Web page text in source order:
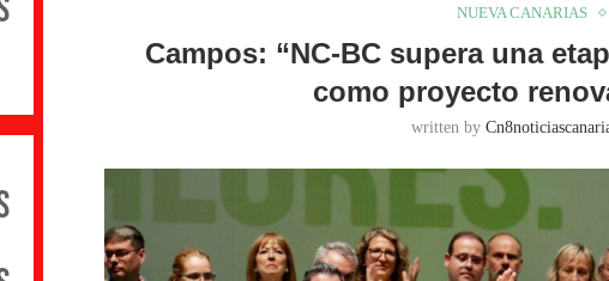
NUEVA CANARIAS
Campos: “NC-BC supera una
como proyecto
written by